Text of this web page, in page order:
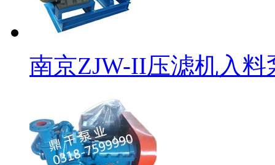
南京ZJW-II压滤机入料